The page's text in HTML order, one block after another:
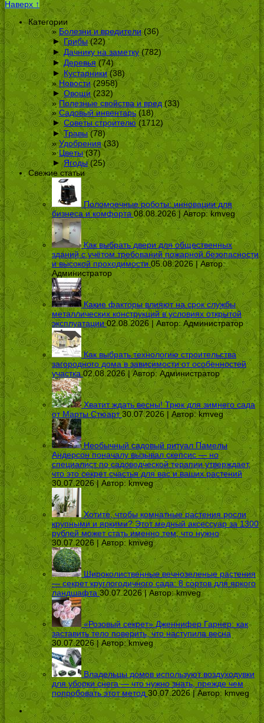
Наверх ↑
Категории
Болезни и вредители(36)
► Грибы(22)
► Дачнику на заметку(782)
► Деревья (74)
► Кустарники(38)
Новости(2958)
► Овощи (232)
Полезные свойства и вред(33)
Садовый инвентарь(18)
► Советы строителю(1712)
► Травы(78)
Удобрения(33)
Цветы(37)
► Ягоды(25)
Свежие статьи
Поломоечные роботы: инновации для
бизнеса и комфорта 08.08.2026 | Автор:kmveg
Как выбрать двери для общественных
зданий с учётом требований пожарной безопасности
и высокой проходимости 05.08.2026 | Автор:
Администратор
Какие факторы влияют на срок службы
металлических конструкций в условиях открытой
эксплуатации 02.08.2026 | Автор:Администратор
Как выбрать технологию строительства
загородного дома в зависимости от особенностей
участка 02.08.2026 | Автор: Администратор
Хватит ждать весны! Трюк для зимнего сада
от Марты Стюарт 30.07.2026 | Автор:kmveg
Необычный садовый ритуал Памелы
Андерсон поначалу вызывал скепсис — но
специалист по садоводческой терапии утверждает,
что это секрет счастья для вас и ваших растений
30.07.2026 | Автор: kmveg
Хотите, чтобы комнатные растения росли
крупными и яркими? Этот медный аксессуар за 1300
рублей может стать именно тем, что нужно
30.07.2026 | Автор: kmveg
Широколиственные вечнозеленые растения
— секрет круглогодичного сада: 8 сортов для яркого
ландшафта 30.07.2026 | Автор:kmveg
«Розовый секрет» Дженнифер Гарнер: как
заставить тело поверить, что наступила весна
30.07.2026 | Автор:kmveg
Владельцы домов используют воздуходувки
для уборки снега — что нужно знать, прежде чем
попробовать этот метод 30.07.2026 | Автор: kmveg